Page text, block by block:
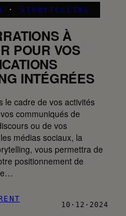
· STORYTELLING
À
POUR VOS
INTÉGRÉES
le cadre de vos activités
communiqués de
ou de vos
médias sociaux, la
vous permettra de
positionnement de
10·12·2024